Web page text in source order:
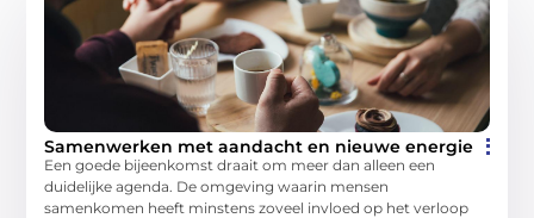
Samenwerken met aandacht en nieuwe energie
Een goede bijeenkomst draait om meer dan alleen een
duidelijke agenda. De omgeving waarin mensen
samenkomen heeft minstens zoveel invloed op het verloop